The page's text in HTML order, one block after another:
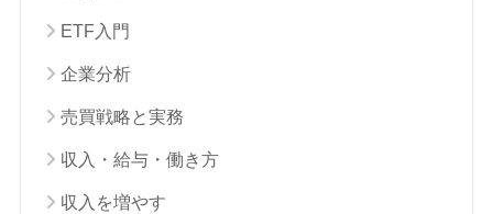
ETF入門
企業分析
売買戦略と実務
収入・給与・働き方
収入を増やす